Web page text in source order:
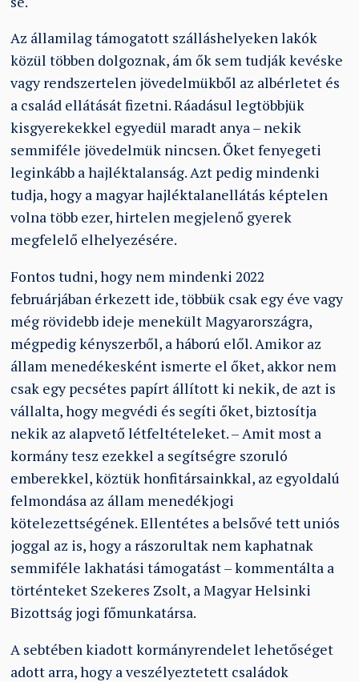
Az államilag támogatott szálláshelyeken lakók
közül többen dolgoznak, ám ők sem tudják kevéske
vagy rendszertelen jövedelmükből az albérletet és
a család ellátását fizetni. Ráadásul legtöbbjük
kisgyerekekkel egyedül maradt anya – nekik
semmiféle jövedelmük nincsen. Őket fenyegeti
leginkább a hajléktalanság. Azt pedig mindenki
tudja, hogy a magyar hajléktalanellátás képtelen
volna több ezer, hirtelen megjelenő gyerek
megfelelő elhelyezésére.
Fontos tudni, hogy nem mindenki 2022
februárjában érkezett ide, többük csak egy éve vagy
még rövidebb ideje menekült Magyarországra,
mégpedig kényszerből, a háború elől. Amikor az
állam menedékesként ismerte el őket, akkor nem
csak egy pecsétes papírt állított ki nekik, de azt is
vállalta, hogy megvédi és segíti őket, biztosítja
nekik az alapvető létfeltételeket. – Amit most a
kormány tesz ezekkel a segítségre szoruló
emberekkel, köztük honfitársainkkal, az egyoldalú
felmondása az állam menedékjogi
kötelezettségének. Ellentétes a belsővé tett uniós
joggal az is, hogy a rászorultak nem kaphatnak
semmiféle lakhatási támogatást – kommentálta a
történteket Szekeres Zsolt, a Magyar Helsinki
Bizottság jogi főmunkatársa.
A sebtében kiadott kormányrendelet lehetőséget
adott arra, hogy a veszélyeztetett családok